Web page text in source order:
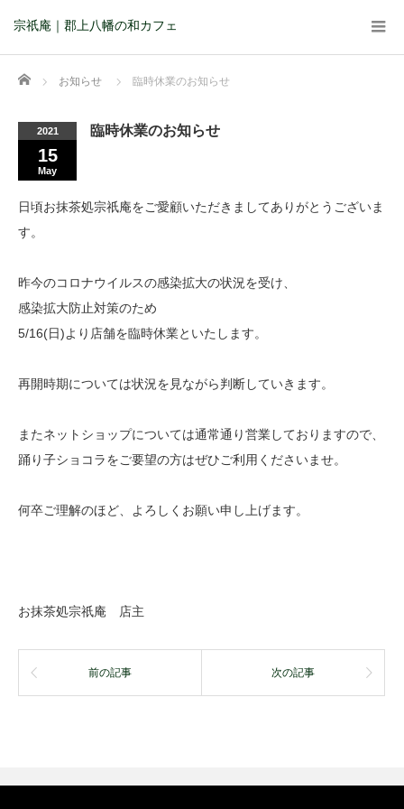
宗祇庵｜郡上八幡の和カフェ
Home お知らせ 臨時休業のお知らせ
2021
15
May
臨時休業のお知らせ
日頃お抹茶処宗祇庵をご愛顧いただきましてありがとうございま
す。
昨今のコロナウイルスの感染拡大の状況を受け、
感染拡大防止対策のため
5/16(日)より店舗を臨時休業といたします。
再開時期については状況を見ながら判断していきます。
またネットショップについては通常通り営業しておりますので、
踊り子ショコラをご要望の方はぜひご利用くださいませ。
何卒ご理解のほど、よろしくお願い申し上げます。
お抹茶処宗祇庵 店主
前の記事 次の記事